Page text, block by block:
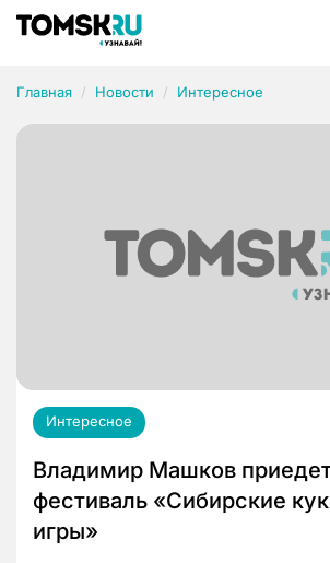
Главная Новости Интересное
Интересное
Владимир Машков
фестиваль «Сибирские
игры»